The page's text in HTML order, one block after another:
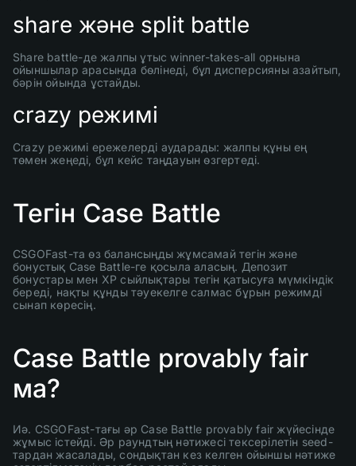
share және split battle
Share battle-де жалпы ұтыс winner-takes-all орнына
ойыншылар арасында бөлінеді, бұл дисперсияны азайтып,
бәрін ойында ұстайды.
crazy режимі
Crazy режимі ережелерді аударады: жалпы құны ең
төмен жеңеді, бұл кейс таңдауын өзгертеді.
Тегін Case Battle
CSGOFast-та өз балансыңды жұмсамай тегін және
бонустық Case Battle-ге қосыла аласың. Депозит
бонустары мен XP сыйлықтары тегін қатысуға мүмкіндік
береді, нақты құнды тәуекелге салмас бұрын режимді
сынап көресің.
Case Battle provably fair
ма?
Иә. CSGOFast-тағы әр Case Battle provably fair жүйесінде
жұмыс істейді. Әр раундтың нәтижесі тексерілетін seed-
тардан жасалады, сондықтан кез келген ойыншы нәтиже